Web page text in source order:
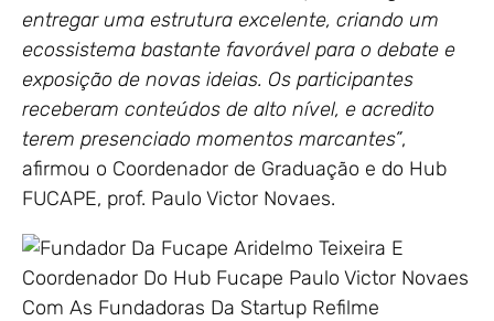
entregar uma estrutura excelente, criando um
ecossistema bastante favorável para o debate e
exposição de novas ideias. Os participantes
receberam conteúdos de alto nível, e acredito
terem presenciado momentos marcantes”,
afirmou o Coordenador de Graduação e do Hub
FUCAPE, prof. Paulo Victor Novaes.